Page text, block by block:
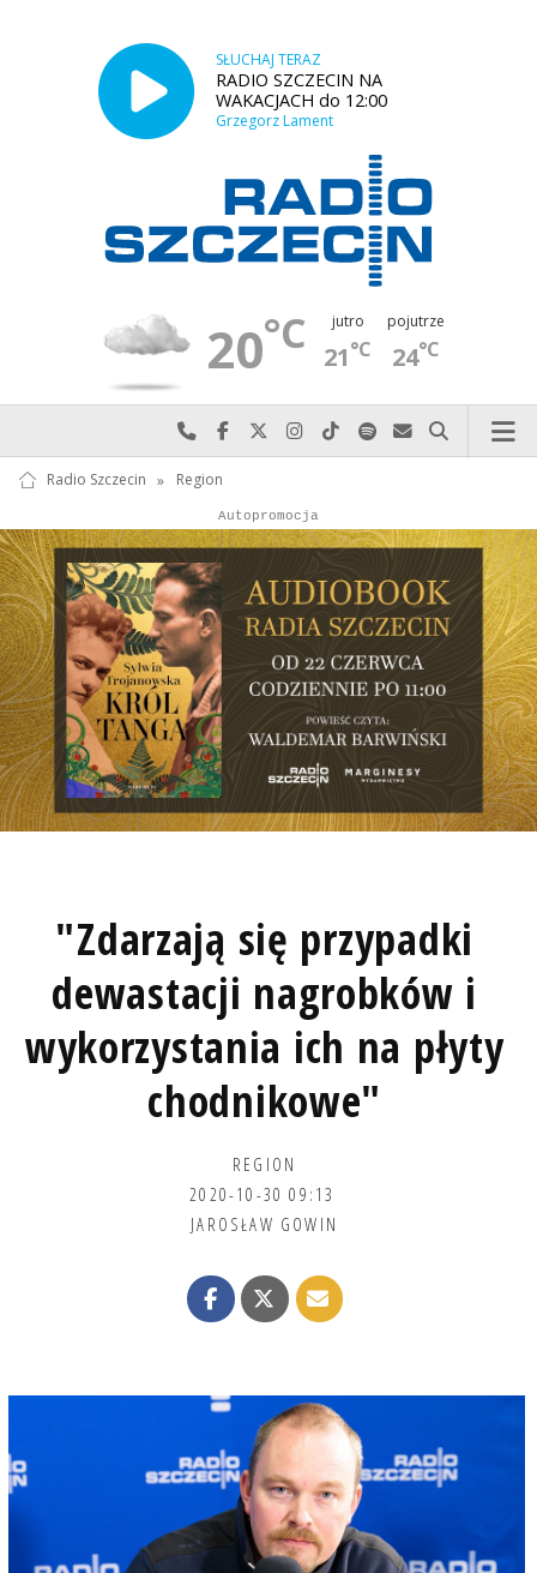
SŁUCHAJ TERAZ
RADIO SZCZECIN NA
WAKACJACH do 12:00
Grzegorz Lament
20°C jutro
21°C
pojutrze
24°C
Najlepiej po prostu do nas zadzwoń
Odwiedź nas na Facebook-u
Odwiedź nas na X
Odwiedź nas na Instagram-ie
Odwiedź nas na TikTok-u
Szukaj nas na Spotify
Wyślij do nas
Szukaj
Radio Szczecin » Region
Autopromocja
Autopromocja
"Zdarzają się przypadki
dewastacji nagrobków i
wykorzystania ich na płyty
chodnikowe"
REGION
2020-10-30 09:13
JAROSŁAW GOWIN